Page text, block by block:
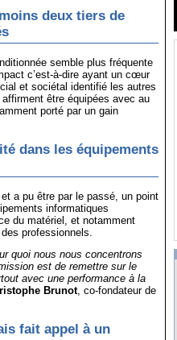
deux tiers de
semble plus fréquente
c’est-à-dire ayant un cœur
et sociétal identifié les autres
être équipées avec au
porté par un gain
dans les équipements
a pu être par le passé, un point
informatiques
du matériel, et notamment
professionnels.
quoi nous nous concentrons
est de remettre sur le
avec une performance à la
Brunot, co-fondateur de
fait appel à un